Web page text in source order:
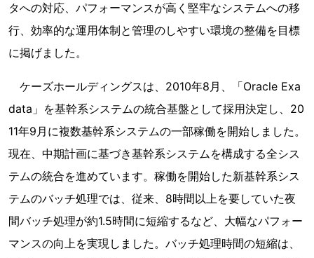
タへの対応、パフォーマンスが高く堅牢なシステムへの移
行、効率的な運用体制と管理のしやすい環境の整備を目標
に掲げました。
ケーズホールディングスは、2010年8月、「Oracle Exa
data」を基幹系システムの統合基盤として採用決定し、20
11年9月に複数基幹系システムの一部稼働を開始しました。
現在、中期計画に基づき基幹系システムを構成する全シス
テムの統合を進めています。稼働を開始した新基幹系シス
テムのバッチ処理では、従来、8時間以上を要していた夜
間バッチ処理が約1.5時間に短縮するなど、大幅なパフォー
マンスの向上を実現しました。バッチ処理時間の短縮は、